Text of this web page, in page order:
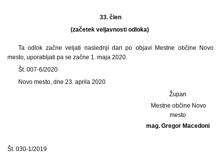
33. člen
(začetek veljavnosti odloka)
Ta odlok začne veljati naslednji dan po objavi Mestne občine Novo
mesto, uporabljati pa se začne 1. maja 2020.
Št. 007-6/2020
Novo mesto, dne 23. aprila 2020
Župan
Mestne občine Novo
mesto
mag. Gregor Macedoni
Št. 030-1/2019